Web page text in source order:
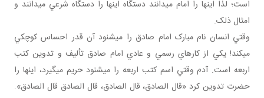
است؛ لذا اينها را امام مي دانند دستگاه اينها را دستگاه شرعي مي دانند و
امثال ذلک.
وقتي انسان نام مبارک امام صادق را مي شنود آن قدر احساس کوچکي
مي کند! يکي از کارهاي رسمي و عادي امام صادق تأليف و تدوين کتب
اربعه است. آدم وقتي اسم کتب اربعه را مي شنود حريم مي گيرد، اينها را
حضرت تدوين کرد «قال الصادق، قال الصادق، قال الصادق قال الصادق».